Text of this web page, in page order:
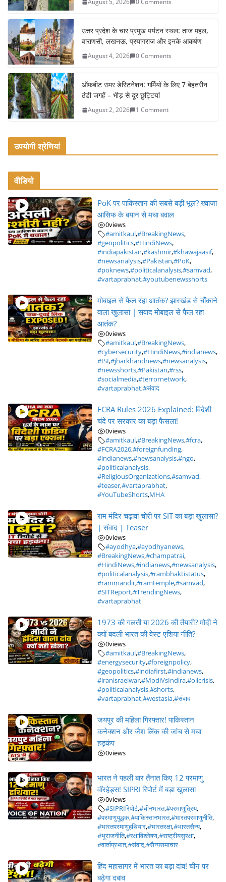
o
o
k
August 5, 2026 0 Comments
उत्तर प्रदेश के चार प्रमुख पर्यटन स्थल: ताज महल,
वाराणसी, लखनऊ, प्रयागराज और इनके आकर्षण
August 4, 2026 0 Comments
ऑफबीट समर डेस्टिनेशन: गर्मियों के लिए 7 बेहतरीन
ठंडी जगहें – भीड़ से दूर छुट्टियां
August 2, 2026 1 Comment
उपयोगी श्रेणियां
वीडियो
PoK पर पाकिस्तान की सबसे बड़ी भूल? ख्वाजा
आसिफ के बयान से मचा बवाल
0views
#amitkaul,#BreakingNews,
#geopolitics,#HindiNews,
#indiapakistan,#kashmir,#khawajaasif,
#newsanalysis,#Pakistan,#PoK,
#poknews,#politicalanalysis,#samvad,
#vartaprabhat,#youtubenewsshorts
मोबाइल से फैल रहा आतंक? झारखंड से चौंकाने
वाला खुलासा | संवाद मोबाइल से फैल रहा
आतंक?
0views
#amitkaul,#BreakingNews,
#cybersecurity,#HindiNews,#indianews,
#ISI,#jharkhandnews,#newsanalysis,
#newsshorts,#Pakistan,#rss,
#socialmedia,#terrornetwork,
#vartaprabhat,#संवाद
FCRA Rules 2026 Explained: विदेशी
चंदे पर सरकार का बड़ा फैसला!
0views
#amitkaul,#BreakingNews,#fcra,
#FCRA2026,#foreignfunding,
#indianews,#newsanalysis,#ngo,
#politicalanalysis,
#ReligiousOrganizations,#samvad,
#teaser,#vartaprabhat,
#YouTubeShorts,MHA
राम मंदिर चढ़ावा चोरी पर SIT का बड़ा खुलासा?
| संवाद | Teaser
0views
#ayodhya,#ayodhyanews,
#BreakingNews,#champatrai,
#HindiNews,#indianews,#newsanalysis,
#politicalanalysis,#rambhaktistatus,
#rammandir,#ramtemple,#samvad,
#SITReport,#TrendingNews,
#vartaprabhat
1973 की गलती या 2026 की तैयारी? मोदी ने
क्यों बदली भारत की वेस्ट एशिया नीति?
0views
#amitkaul,#BreakingNews,
#energysecurity,#foreignpolicy,
#geopolitics,#indiafirst,#indianews,
#iranisraelwar,#ModiVsIndira,#oilcrisis,
#politicalanalysis,#shorts,
#vartaprabhat,#westasia,#संवाद
जयपुर की महिला गिरफ्तार! पाकिस्तान
कनेक्शन और जैश लिंक की जांच से मचा
हड़कंप
0views
भारत ने पहली बार तैनात किए 12 परमाणु
वॉरहेड्स! SIPRI रिपोर्ट में बड़ा खुलासा
0views
#SIPRIरिपोर्ट,#चीनभारत,#परमाणुत्रिय,
#परमाणुयुद्धक,#पाकिस्तानभारत,#भारतपरमाणुनीति,
#भारतपरमाणुहथियार,#भारतरक्षा,#भारतसैन्य,
#भूराजनीति,#रक्षाविश्लेषण,#राष्ट्रीयसुरक्षा,
#वार्ताप्रभात,#संवाद,#सैन्यसमाचार
हिंद महासागर में भारत का बड़ा दांव! चीन पर
बढ़ेगा दबाव